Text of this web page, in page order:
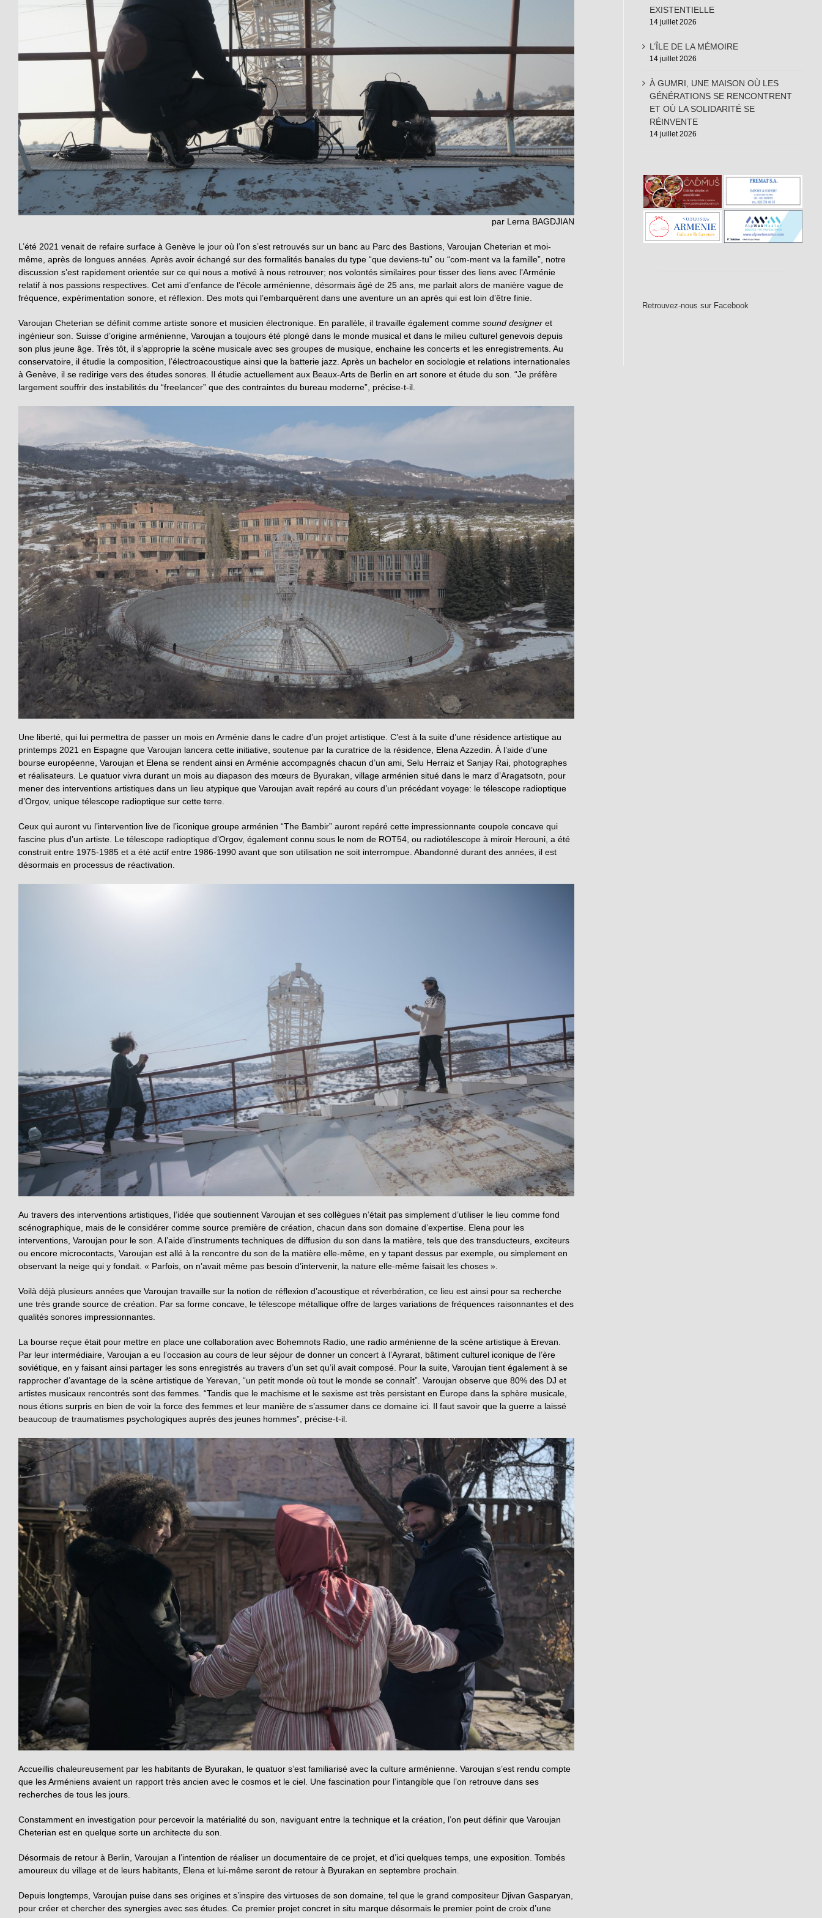
par Lerna BAGDJIAN
L’été 2021 venait de refaire surface à Genève le jour où l’on s’est retrouvés sur un banc au Parc des Bastions, Varoujan Cheterian et moi-
même, après de longues années. Après avoir échangé sur des formalités banales du type “que deviens-tu” ou “com-ment va la famille”, notre
discussion s’est rapidement orientée sur ce qui nous a motivé à nous retrouver; nos volontés similaires pour tisser des liens avec l’Arménie
relatif à nos passions respectives. Cet ami d’enfance de l’école arménienne, désormais âgé de 25 ans, me parlait alors de manière vague de
fréquence, expérimentation sonore, et réflexion. Des mots qui l’embarquèrent dans une aventure un an après qui est loin d’être finie.
Varoujan Cheterian se définit comme artiste sonore et musicien électronique. En parallèle, il travaille également comme sound designer et
ingénieur son. Suisse d’origine arménienne, Varoujan a toujours été plongé dans le monde musical et dans le milieu culturel genevois depuis
son plus jeune âge. Très tôt, il s’approprie la scène musicale avec ses groupes de musique, enchaine les concerts et les enregistrements. Au
conservatoire, il étudie la composition, l’électroacoustique ainsi que la batterie jazz. Après un bachelor en sociologie et relations internationales
à Genève, il se redirige vers des études sonores. Il étudie actuellement aux Beaux-Arts de Berlin en art sonore et étude du son. “Je préfère
largement souffrir des instabilités du “freelancer” que des contraintes du bureau moderne”, précise-t-il.
Une liberté, qui lui permettra de passer un mois en Arménie dans le cadre d’un projet artistique. C’est à la suite d’une résidence artistique au
printemps 2021 en Espagne que Varoujan lancera cette initiative, soutenue par la curatrice de la résidence, Elena Azzedin. À l’aide d’une
bourse européenne, Varoujan et Elena se rendent ainsi en Arménie accompagnés chacun d’un ami, Selu Herraiz et Sanjay Rai, photographes
et réalisateurs. Le quatuor vivra durant un mois au diapason des mœurs de Byurakan, village arménien situé dans le marz d’Aragatsotn, pour
mener des interventions artistiques dans un lieu atypique que Varoujan avait repéré au cours d’un précédant voyage: le télescope radioptique
d’Orgov, unique télescope radioptique sur cette terre.
Ceux qui auront vu l’intervention live de l’iconique groupe arménien “The Bambir” auront repéré cette impressionnante coupole concave qui
fascine plus d’un artiste. Le télescope radioptique d’Orgov, également connu sous le nom de ROT54, ou radiotélescope à miroir Herouni, a été
construit entre 1975-1985 et a été actif entre 1986-1990 avant que son utilisation ne soit interrompue. Abandonné durant des années, il est
désormais en processus de réactivation.
Au travers des interventions artistiques, l’idée que soutiennent Varoujan et ses collègues n’était pas simplement d’utiliser le lieu comme fond
scénographique, mais de le considérer comme source première de création, chacun dans son domaine d’expertise. Elena pour les
interventions, Varoujan pour le son. A l’aide d’instruments techniques de diffusion du son dans la matière, tels que des transducteurs, exciteurs
ou encore microcontacts, Varoujan est allé à la rencontre du son de la matière elle-même, en y tapant dessus par exemple, ou simplement en
observant la neige qui y fondait. « Parfois, on n’avait même pas besoin d’intervenir, la nature elle-même faisait les choses ».
Voilà déjà plusieurs années que Varoujan travaille sur la notion de réflexion d’acoustique et réverbération, ce lieu est ainsi pour sa recherche
une très grande source de création. Par sa forme concave, le télescope métallique offre de larges variations de fréquences raisonnantes et des
qualités sonores impressionnantes.
La bourse reçue était pour mettre en place une collaboration avec Bohemnots Radio, une radio arménienne de la scène artistique à Erevan.
Par leur intermédiaire, Varoujan a eu l’occasion au cours de leur séjour de donner un concert à l’Ayrarat, bâtiment culturel iconique de l’ère
soviétique, en y faisant ainsi partager les sons enregistrés au travers d’un set qu’il avait composé. Pour la suite, Varoujan tient également à se
rapprocher d’avantage de la scène artistique de Yerevan, “un petit monde où tout le monde se connaît”. Varoujan observe que 80% des DJ et
artistes musicaux rencontrés sont des femmes. “Tandis que le machisme et le sexisme est très persistant en Europe dans la sphère musicale,
nous étions surpris en bien de voir la force des femmes et leur manière de s’assumer dans ce domaine ici. Il faut savoir que la guerre a laissé
beaucoup de traumatismes psychologiques auprès des jeunes hommes”, précise-t-il.
Accueillis chaleureusement par les habitants de Byurakan, le quatuor s’est familiarisé avec la culture arménienne. Varoujan s’est rendu compte
que les Arméniens avaient un rapport très ancien avec le cosmos et le ciel. Une fascination pour l’intangible que l’on retrouve dans ses
recherches de tous les jours.
Constamment en investigation pour percevoir la matérialité du son, naviguant entre la technique et la création, l’on peut définir que Varoujan
Cheterian est en quelque sorte un architecte du son.
Désormais de retour à Berlin, Varoujan a l’intention de réaliser un documentaire de ce projet, et d’ici quelques temps, une exposition. Tombés
amoureux du village et de leurs habitants, Elena et lui-même seront de retour à Byurakan en septembre prochain.
Depuis longtemps, Varoujan puise dans ses origines et s’inspire des virtuoses de son domaine, tel que le grand compositeur Djivan Gasparyan,
pour créer et chercher des synergies avec ses études. Ce premier projet concret in situ marque désormais le premier point de croix d’une
EXISTENTIELLE
14 juillet 2026
L’ÎLE DE LA MÉMOIRE
14 juillet 2026
À GUMRI, UNE MAISON OÙ LES
GÉNÉRATIONS SE RENCONTRENT
ET OÙ LA SOLIDARITÉ SE
RÉINVENTE
14 juillet 2026
Retrouvez-nous sur Facebook